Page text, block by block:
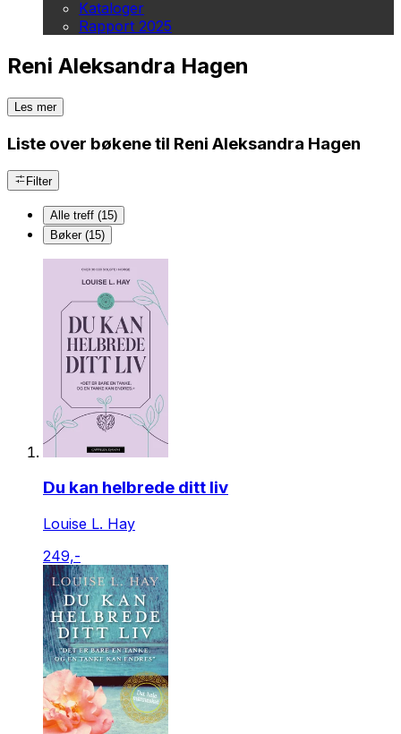
Kataloger
Rapport 2025
Reni Aleksandra Hagen
Les mer
Liste over bøkene til Reni Aleksandra Hagen
Filter
Alle treff (15)
Bøker (15)
Du kan helbrede ditt liv
Louise L. Hay
249,-